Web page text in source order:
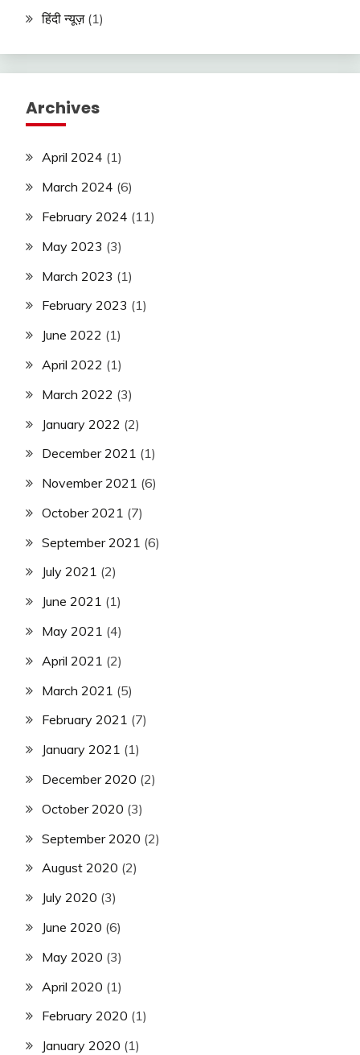
हिंदी न्यूज़(1)
Archives
April 2024 (1)
March 2024 (6)
February 2024 (11)
May 2023 (3)
March 2023 (1)
February 2023 (1)
June 2022 (1)
April 2022 (1)
March 2022 (3)
January 2022 (2)
December 2021 (1)
November 2021 (6)
October 2021 (7)
September 2021 (6)
July 2021 (2)
June 2021 (1)
May 2021 (4)
April 2021 (2)
March 2021 (5)
February 2021 (7)
January 2021 (1)
December 2020 (2)
October 2020 (3)
September 2020 (2)
August 2020 (2)
July 2020 (3)
June 2020 (6)
May 2020 (3)
April 2020 (1)
February 2020 (1)
January 2020 (1)